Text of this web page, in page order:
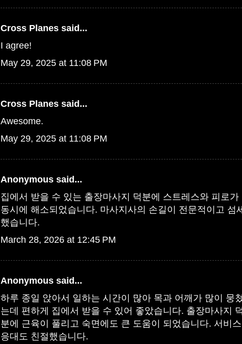
Cross Planes said...
I agree!
May 29, 2025 at 11:08 PM
Cross Planes said...
Awesome.
May 29, 2025 at 11:08 PM
Anonymous said...
집에서 받을 수 있는 출장마사지
덕분에 스트레스와 피로가
동시에 해소되었습니다. 마사지사의 손길이 전문적이고 섬세
했습니다.
March 28, 2026 at 12:45 PM
Anonymous said...
하루 종일 앉아서 일하는 시간이 많아 목과 어깨가 많이 뭉
는데 편하게 집에서 받을 수 있어 좋았습니다. 출장마사지
분에 근육이 풀리고 숙면에도 큰 도움이 되었습니다. 서비스
응대도 친절했습니다.